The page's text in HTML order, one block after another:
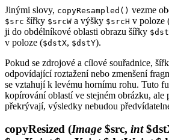
Jinými slovy, copyResampled() vezme
$src šířky $srcW a výšky $srcH v poloze
ji do obdélníkové oblasti obrazu šířky
v poloze ($dstX, $dstY).
Pokud se zdrojové a cílové souřadnice,
odpovídající roztažení nebo zmenšení
se vztahují k levému hornímu rohu. Tuto
kopírování oblastí ve stejném obrázku, ale
překrývají, výsledky nebudou
copyResized (Image $src, int